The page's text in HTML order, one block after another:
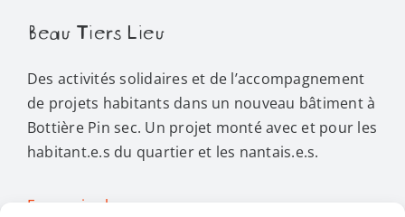
Beau Tiers Lieu
Des activités solidaires et de l’accompagnement
de projets habitants dans un nouveau bâtiment à
Bottière Pin sec. Un projet monté avec et pour les
habitant.e.s du quartier et les nantais.e.s.
En savoir plus…